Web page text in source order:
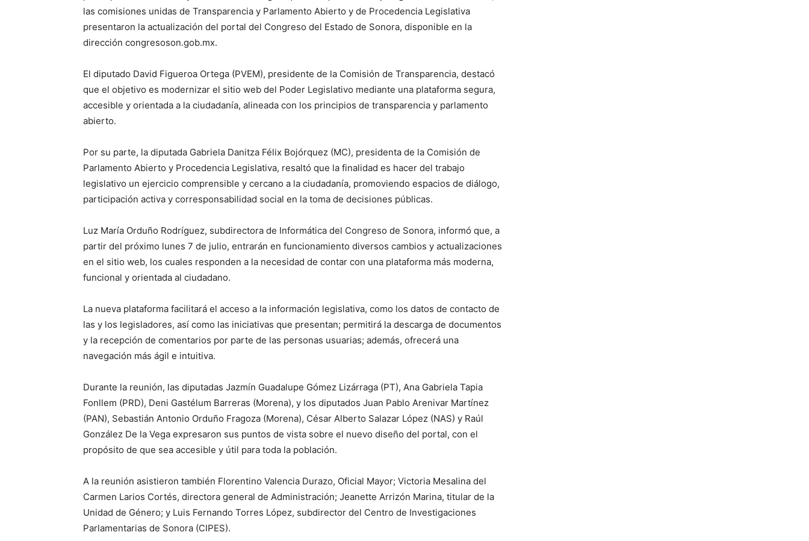
las comisiones unidas de Transparencia y Parlamento Abierto y de Procedencia Legislativa
presentaron la actualización del portal del Congreso del Estado de Sonora, disponible en la
dirección congresoson.gob.mx.
El diputado David Figueroa Ortega (PVEM), presidente de la Comisión de Transparencia, destacó
que el objetivo es modernizar el sitio web del Poder Legislativo mediante una plataforma segura,
accesible y orientada a la ciudadanía, alineada con los principios de transparencia y parlamento
abierto.
Por su parte, la diputada Gabriela Danitza Félix Bojórquez (MC), presidenta de la Comisión de
Parlamento Abierto y Procedencia Legislativa, resaltó que la finalidad es hacer del trabajo
legislativo un ejercicio comprensible y cercano a la ciudadanía, promoviendo espacios de diálogo,
participación activa y corresponsabilidad social en la toma de decisiones públicas.
Luz María Orduño Rodríguez, subdirectora de Informática del Congreso de Sonora, informó que, a
partir del próximo lunes 7 de julio, entrarán en funcionamiento diversos cambios y actualizaciones
en el sitio web, los cuales responden a la necesidad de contar con una plataforma más moderna,
funcional y orientada al ciudadano.
La nueva plataforma facilitará el acceso a la información legislativa, como los datos de contacto de
las y los legisladores, así como las iniciativas que presentan; permitirá la descarga de documentos
y la recepción de comentarios por parte de las personas usuarias; además, ofrecerá una
navegación más ágil e intuitiva.
Durante la reunión, las diputadas Jazmín Guadalupe Gómez Lizárraga (PT), Ana Gabriela Tapia
Fonllem (PRD), Deni Gastélum Barreras (Morena), y los diputados Juan Pablo Arenivar Martínez
(PAN), Sebastián Antonio Orduño Fragoza (Morena), César Alberto Salazar López (NAS) y Raúl
González De la Vega expresaron sus puntos de vista sobre el nuevo diseño del portal, con el
propósito de que sea accesible y útil para toda la población.
A la reunión asistieron también Florentino Valencia Durazo, Oficial Mayor; Victoria Mesalina del
Carmen Larios Cortés, directora general de Administración; Jeanette Arrizón Marina, titular de la
Unidad de Género; y Luis Fernando Torres López, subdirector del Centro de Investigaciones
Parlamentarias de Sonora (CIPES).